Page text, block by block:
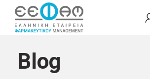
Blog